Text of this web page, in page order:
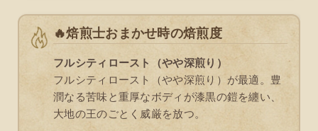
🔥焙煎士おまかせ時の焙煎度
フルシティロースト（やや深煎り）
フルシティロースト（やや深煎り）が最適。豊
潤なる苦味と重厚なボディが漆黒の鎧を纏い、
大地の王のごとく威厳を放つ。